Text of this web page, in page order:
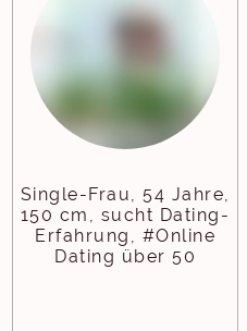
Single-Frau, 54 Jahre,
150 cm, sucht Dating-
Erfahrung, #Online
Dating über 50